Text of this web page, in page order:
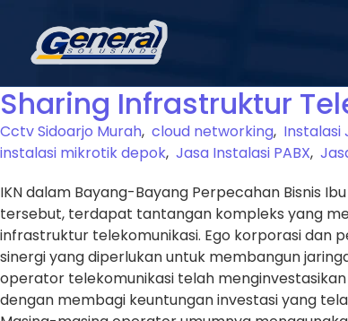
Sharing Infrastruktur
Cctv Sidoarjo Murah, cloud networking, Instalasi
instalasi mikrotik depok, Jasa Instalasi PABX,
IKN dalam Bayang-Bayang Perpecahan Bisnis
tersebut, terdapat tantangan kompleks yang
infrastruktur telekomunikasi. Ego korporasi dan
sinergi yang diperlukan untuk membangun
operator telekomunikasi telah
dengan membagi keuntungan investasi yang